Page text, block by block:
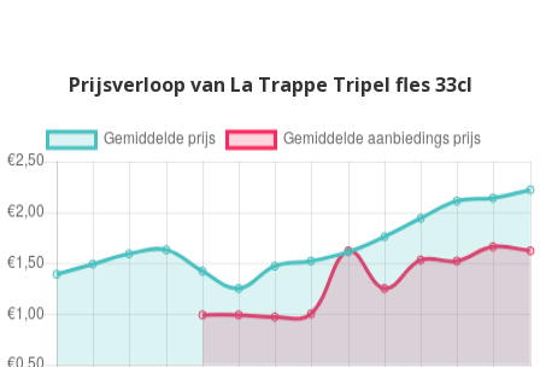
Prijsverloop van La Trappe Tripel fles 33cl